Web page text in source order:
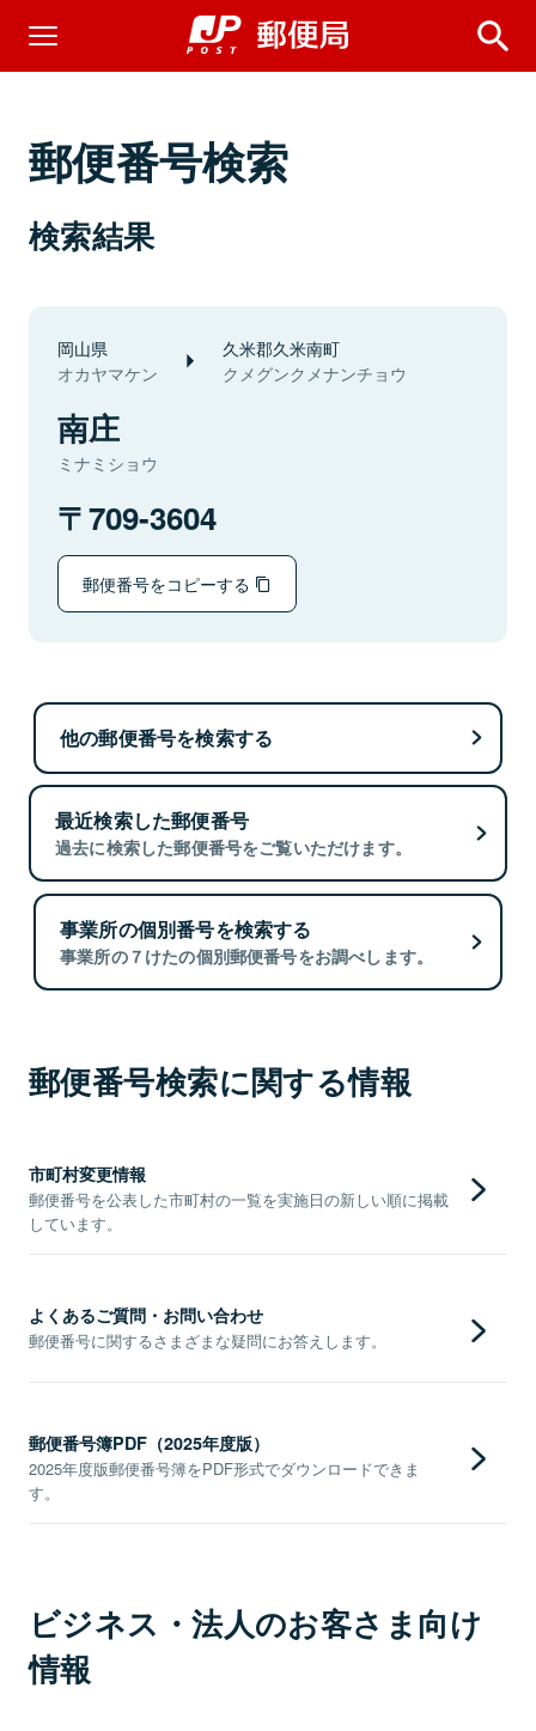
郵便番号検索
検索結果
岡山県
オカヤマケン
久米郡久米南町
クメグンクメナンチョウ
南庄
ミナミショウ
709-3604
郵便番号をコピーする
他の郵便番号を検索する
最近検索した郵便番号
過去に検索した郵便番号をご覧いただけます。
事業所の個別番号を検索する
事業所の７けたの個別郵便番号をお調べします。
郵便番号検索に関する情報
市町村変更情報
郵便番号を公表した市町村の一覧を実施日の新しい順に掲載
しています。
よくあるご質問・お問い合わせ
郵便番号に関するさまざまな疑問にお答えします。
郵便番号簿PDF（2025年度版）
2025年度版郵便番号簿をPDF形式でダウンロードできま
す。
ビジネス・法人のお客さま向け
情報